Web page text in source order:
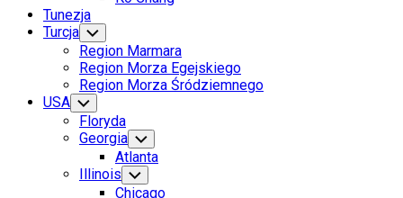
Menu
Tunezja
Turcja Toggle
Child
Menu
Region Marmara
Region Morza Egejskiego
Region Morza Śródziemnego
USA Toggle
Child
Menu
Floryda
Georgia Toggle
Child
Menu
Atlanta
Illinois Toggle
Child
Chicago